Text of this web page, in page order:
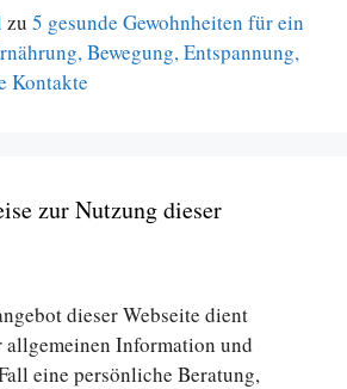
zu 5 gesunde Gewohnheiten für ein
Bewegung, Entspannung,
Kontakte
zur Nutzung dieser
dieser Webseite dient
Information und
eine persönliche Beratung,